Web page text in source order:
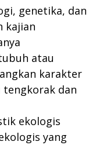
genetika, dan
kajian
atau
karakter
dan
ekologis
yang